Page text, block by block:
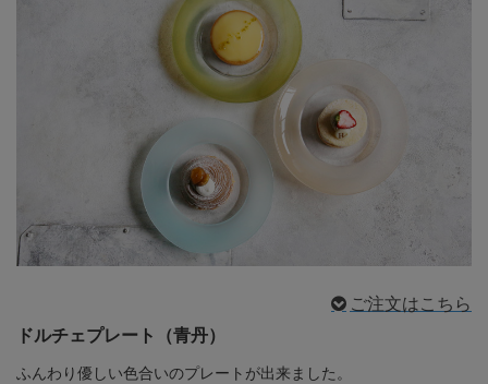
ご注文はこちら
ドルチェプレート（青丹）
ふんわり優しい色合いのプレートが出来ました。